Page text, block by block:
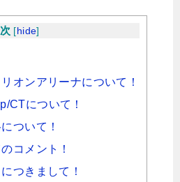
[ hide]
オンアリーナについて！
CTについて！
ついて！
コメント！
つきまして！